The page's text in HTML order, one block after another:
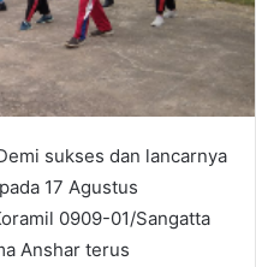
sukses dan lancarnya
17 Agustus
0909-01/Sangatta
Anshar terus